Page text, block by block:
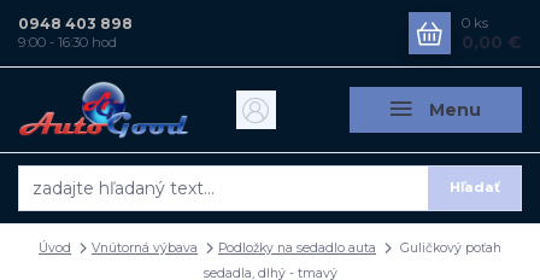
Menu
Hľadať
0948 403 898
9:00 - 16:30 hod
0 ks
0,00 €
Úvod Vnútorná výbava Podložky na sedadlo auta
Guličkový poťah
sedadla, dlhý - tmavý